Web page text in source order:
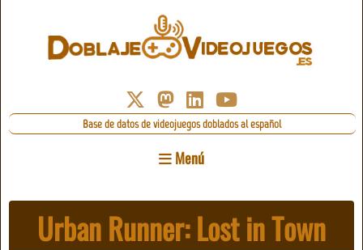
Base de datos de videojuegos doblados al español
Menú
Urban Runner: Lost in Town